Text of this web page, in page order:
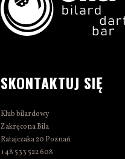
SKONTAKTUJ SIĘ
Klub bilardowy
Zakręcona Bila
Ratajczaka 20 Poznań
+48 533 522 608